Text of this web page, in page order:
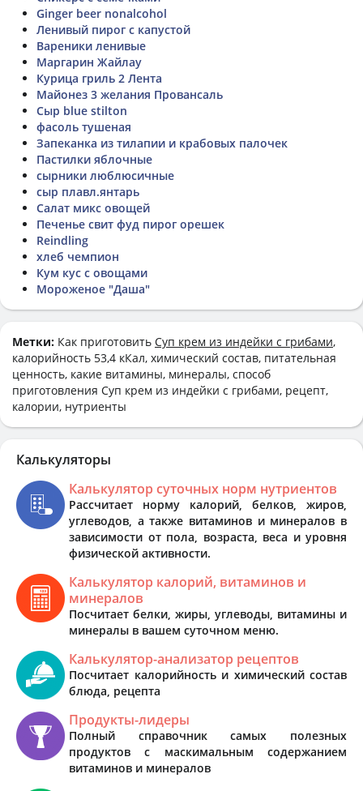
Ginger beer nonalcohol
Ленивый пирог с капустой
Вареники ленивые
Маргарин Жайлау
Курица гриль 2 Лента
Майонез 3 желания Провансаль
Сыр blue stilton
фасоль тушеная
Запеканка из тилапии и крабовых палочек
Пастилки яблочные
сырники люблюсичные
сыр плавл.янтарь
Салат микс овощей
Печенье свит фуд пирог орешек
Reindling
хлеб чемпион
Кум кус с овощами
Мороженое "Даша"
Метки: Как приготовить Суп крем из индейки с грибами,
калорийность 53,4 кКал, химический состав, питательная
ценность, какие витамины, минералы, способ
приготовления Суп крем из индейки с грибами, рецепт,
калории, нутриенты
Калькуляторы
Калькулятор суточных норм нутриентов
Рассчитает норму калорий, белков, жиров,
углеводов, а также витаминов и минералов в
зависимости от пола, возраста, веса и уровня
физической активности.
Калькулятор калорий, витаминов и
минералов
Посчитает белки, жиры, углеводы, витамины и
минералы в вашем суточном меню.
Калькулятор-анализатор рецептов
Посчитает калорийность и химический состав
блюда, рецепта
Продукты-лидеры
Полный справочник самых полезных
продуктов с маскимальным содержанием
витаминов и минералов